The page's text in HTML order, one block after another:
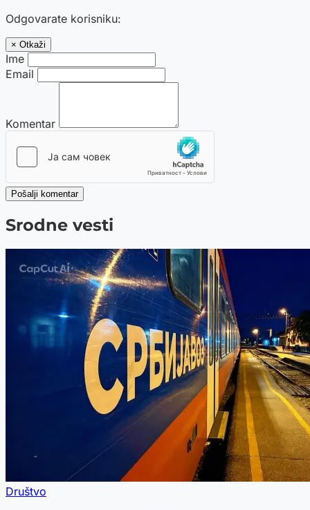
Odgovarate korisniku:
× Otkaži
Ime
Email
Komentar
Pošalji komentar
Srodne vesti
Društvo